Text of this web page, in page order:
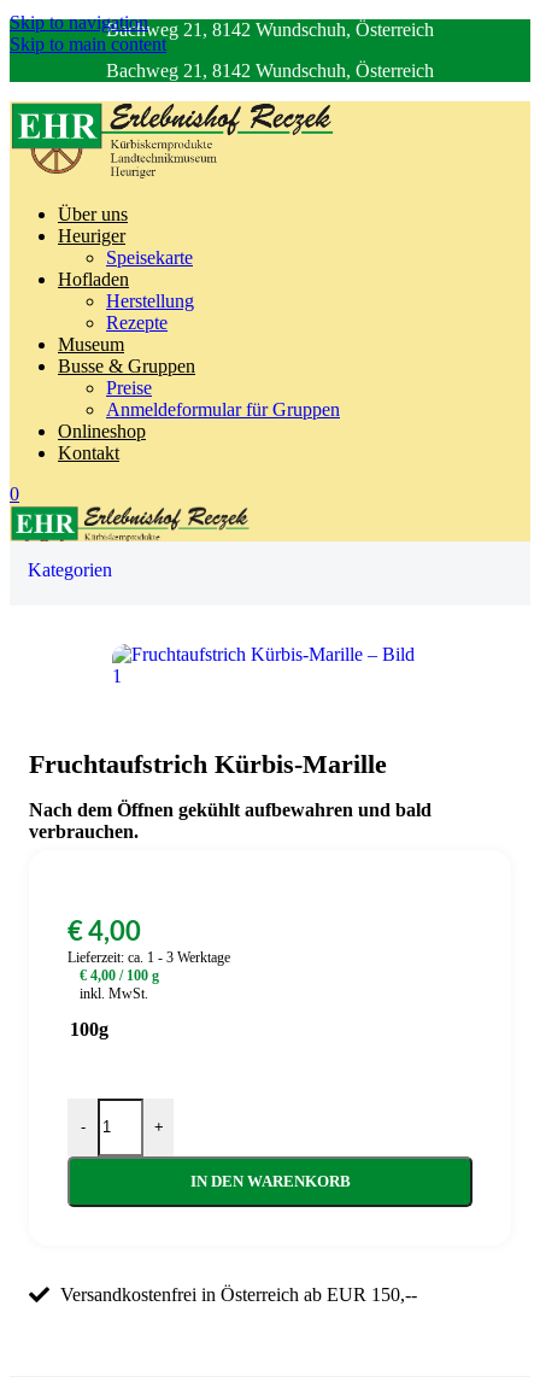
Skip to navigation
Skip to main content
Bachweg 21, 8142 Wundschuh, Österreich
Bachweg 21, 8142 Wundschuh, Österreich
Über uns
Heuriger
Speisekarte
Hofladen
Herstellung
Rezepte
Museum
Busse & Gruppen
Preise
Anmeldeformular für Gruppen
Onlineshop
Kontakt
0
Kategorien
Fruchtaufstrich Kürbis-Marille
Nach dem Öffnen gekühlt aufbewahren und bald
verbrauchen.
€4,00
Lieferzeit: ca. 1 - 3 Werktage
€ 4,00 / 100 g
inkl. MwSt.
100g
-
Fruchtaufstrich Kürbis-Marille Menge
+
IN DEN WARENKORB
Versandkostenfrei in Österreich ab EUR 150,--